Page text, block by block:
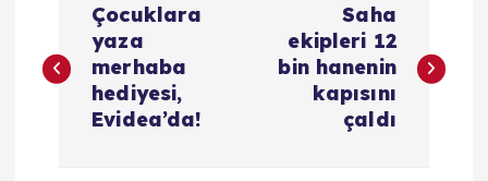
a
z
Çocuklara
yaza
merhaba
hediyesi,
Evidea’da!
Saha
ekipleri 12
bin hanenin
kapısını
çaldı